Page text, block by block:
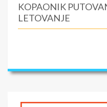
KOPAONIK
LETOVANJE